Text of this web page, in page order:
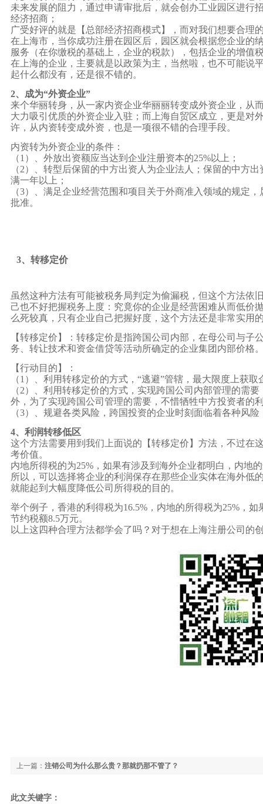
未来发展的阻力，通过申请审批后，就会创办工业园区进行
经济招商；
广受好评的就是【总部经济招商模式】，而对我们想要合理
在上海市，当你成功注册在园区后，园区就会根据您企业的
服务（在你缴税的基础上，企业的税款），包括企业的增值
在上海的企业，主要就是以政策为主，当然啦，也不可能说
起什么都没有，还是很不错的。
2、成为“外资企业”
来个华丽转身，从一家内资企业华丽丽转变成外资企业，从
大力吸引优质的外资企业入驻；而上海自贸区成立，更是对
许，从内资转变成外资，也是一项很不错的合理手段。
内资转为外资企业的条件：
（1）、外放出资额应当达到企业注册资本的25%以上；
（2）、转型后保留的中方出资人为企业法人；保留的中方
满一年以上；
（3）、满足企业经营范围和项目关于外商准入领域的规定
批准。
3、转移定价
虽然这种方法有可能被税务局判定为偷漏税，但这个方法依
己也不好把握税务上度：究竟你的企业是经营困难从而低价
么死较真，只有企业自己把握好度，这个方法还是非常实用
【转移定价】：转移定价是指跨国公司内部，在母公司与
务、转让技术和资金借贷等活动所确定的企业集团内部价格
【行动目的】：
（1）
、利用转移定价的方式，“逃避”管辖，最大限度上获取
（2）
、利用转移定价的方式，实现跨国公司内部管理的需
外，为了实现跨国公司管理的需要，不惜牺牲中方投资者的
（3）
、规避各类风险，跨国投资的企业时刻面临着各种风
4、利润转移低区
这个方法需要用到我们上面说的【转移定价】方法，不过在
考价值。
内地所得税的为25%，如果有涉及到海外企业都明白，内地
所以，可以选择将企业的利润保存在那些企业实体在海外低
就能起到大幅度降低公司所得税的目的。
举个例子，香港的利得税为16.5%，内地的所得税为25%，
节约税额8.5万元。
以上这四种合理方法都学会了吗？对于想在上海注册公司的
上一篇： 注销公司为什么那么贵？那就扔那不管了？
此文关键字：